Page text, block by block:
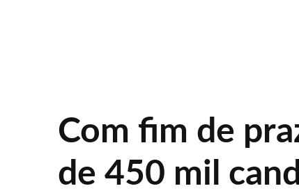
Com fim de
de 450 mil